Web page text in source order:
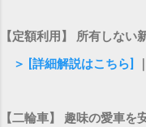
【定額利用】 所有しない
＞ [詳細解説はこちら]
【二輪車】 趣味の愛車を